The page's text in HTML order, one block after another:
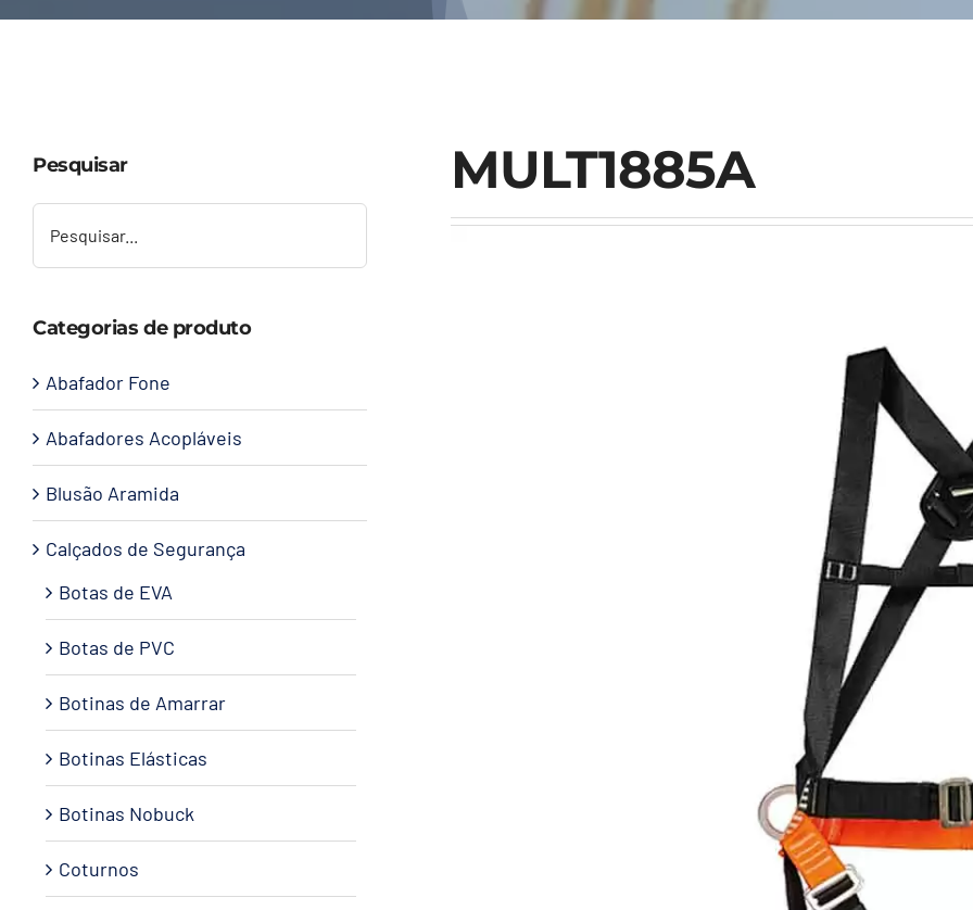
MULT1885A
Pesquisar
Categorias de produto
Abafador Fone
Abafadores Acopláveis
Blusão Aramida
Calçados de Segurança
Botas de EVA
Botas de PVC
Botinas de Amarrar
Botinas Elásticas
Botinas Nobuck
Coturnos